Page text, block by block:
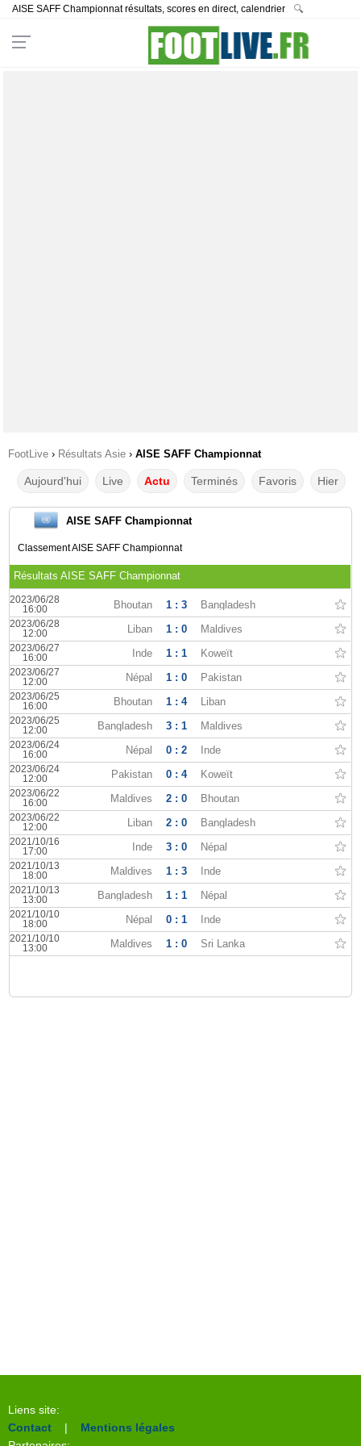
AISE SAFF Championnat résultats, scores en direct, calendrier 🔍
FootLive › Résultats Asie › AISE SAFF Championnat
Aujourd'hui Live Actu Terminés Favoris Hier
AISE SAFF Championnat
Classement AISE SAFF Championnat
Résultats AISE SAFF Championnat
2023/06/28
16:00
Bhoutan 1 : 3 Bangladesh
2023/06/28
12:00
Liban 1 : 0 Maldives
2023/06/27
16:00
Inde 1 : 1 Koweït
2023/06/27
12:00
Népal 1 : 0 Pakistan
2023/06/25
16:00
Bhoutan 1 : 4 Liban
2023/06/25
12:00
Bangladesh 3 : 1 Maldives
2023/06/24
16:00
Népal 0 : 2 Inde
2023/06/24
12:00
Pakistan 0 : 4 Koweït
2023/06/22
16:00
Maldives 2 : 0 Bhoutan
2023/06/22
12:00
Liban 2 : 0 Bangladesh
2021/10/16
17:00
Inde 3 : 0 Népal
2021/10/13
18:00
Maldives 1 : 3 Inde
2021/10/13
13:00
Bangladesh 1 : 1 Népal
2021/10/10
18:00
Népal 0 : 1 Inde
2021/10/10
13:00
Maldives 1 : 0 Sri Lanka
Liens site:
Contact | Mentions légales